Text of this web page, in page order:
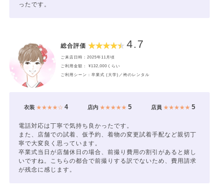
ったです。
総合評価 4.7
ご来店日時：2025年11月頃
ご利用金額： ¥132,000くらい
ご利用シーン：卒業式 (大学)／袴のレンタル
衣装★★★★☆ 4 店内★★★★★ 5 店員 ★★★★★5
電話対応は丁寧で気持ち良かったです。
また、店舗での試着、仮予約、着物の変更試着手配など親切丁
寧で大変良く思っています。
卒業式当日が店舗休日の場合、前撮り費用の割引があると嬉し
いですね。こちらの都合で前撮りする訳でないため、費用請求
が残念に感じます。